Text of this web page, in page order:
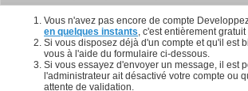
Vous n'avez pas encore de compte
en quelques instants , c'est entièrement gratuit
Si vous disposez déjà d'un compte et qu'il est
vous à l'aide du formulaire ci-dessous.
Si vous essayez d'envoyer un message, il est
l'administrateur ait désactivé votre compte ou
attente de validation.